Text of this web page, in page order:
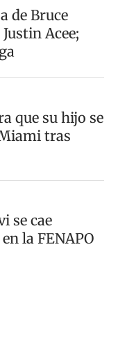
de Bruce
Acee;
que su hijo se
tras
se cae
la FENAPO